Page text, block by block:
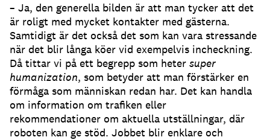
– Ja, den generella bilden är att man tycker att det
är roligt med mycket kontakter med gästerna.
Samtidigt är det också det som kan vara stressande
när det blir långa köer vid exempelvis incheckning.
Då tittar vi på ett begrepp som heter super
humanization, som betyder att man förstärker en
förmåga som människan redan har. Det kan handla
om information om trafiken eller
rekommendationer om aktuella utställningar, där
roboten kan ge stöd. Jobbet blir enklare och